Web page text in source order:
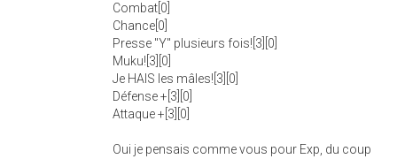
Combat[0]
Chance[0]
Presse "Y" plusieurs fois![3][0]
Muku![3][0]
Je HAIS les mâles![3][0]
Défense +[3][0]
Attaque +[3][0]
Oui je pensais comme vous pour Exp, du coup